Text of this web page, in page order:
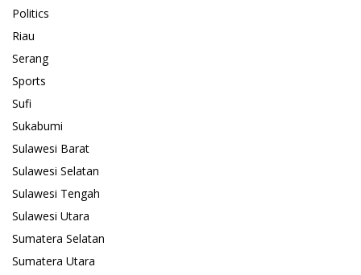
Politics
Riau
Serang
Sports
Sufi
Sukabumi
Sulawesi Barat
Sulawesi Selatan
Sulawesi Tengah
Sulawesi Utara
Sumatera Selatan
Sumatera Utara